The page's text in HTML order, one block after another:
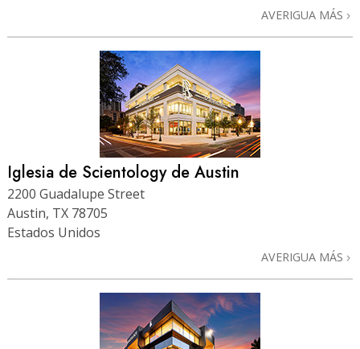
AVERIGUA MÁS
Iglesia de Scientology de Austin
2200 Guadalupe Street
Austin, TX 78705
Estados Unidos
AVERIGUA MÁS